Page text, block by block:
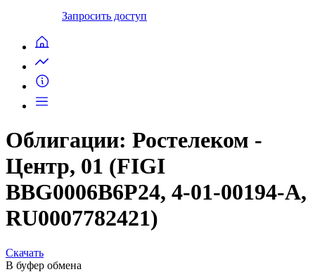
Запросить доступ
Облигации: Ростелеком -
Центр, 01 (FIGI
BBG0006B6P24, 4-01-00194-A,
RU0007782421)
Скачать
В буфер обмена